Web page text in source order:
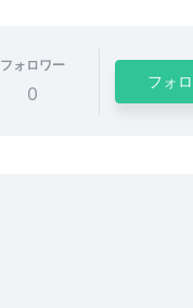
フォロワー
0
フォ